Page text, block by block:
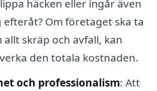
häcken eller ingår även
efteråt? Om företaget ska ta
allt skräp och avfall, kan
den totala kostnaden.
och professionalism: Att